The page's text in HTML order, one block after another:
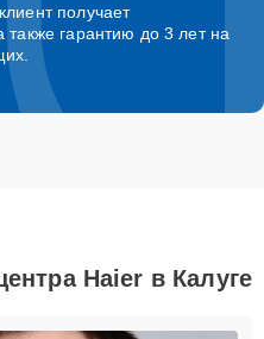
получает
также гарантию до 3 лет на
Haier в Калуге